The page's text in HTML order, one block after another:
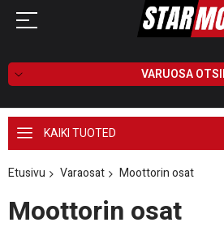
VARUOSA
KAIKI TUOTED
Etusivu Varaosat Moottorin osat
Moottorin osat